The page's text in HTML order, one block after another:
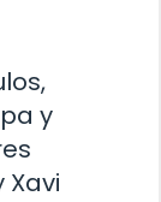
y
Xavi